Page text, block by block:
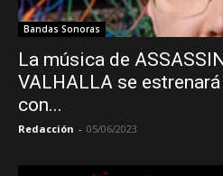
Bandas Sonoras
La música de
VALHALLA se estrenará
con...
Redacción - 05/06/2023